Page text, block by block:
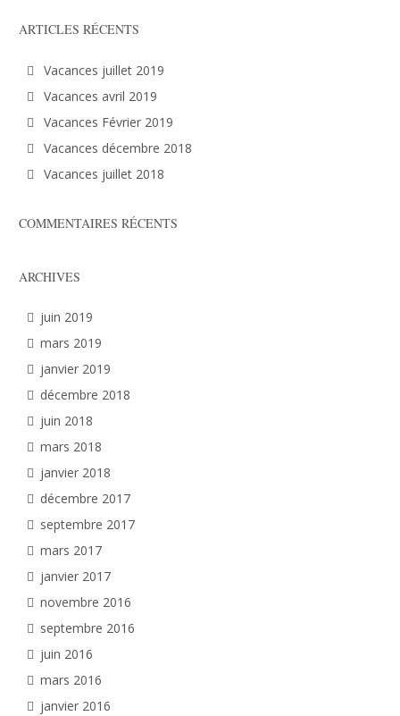
ARTICLES RÉCENTS
Vacances juillet 2019
Vacances avril 2019
Vacances Février 2019
Vacances décembre 2018
Vacances juillet 2018
COMMENTAIRES RÉCENTS
ARCHIVES
juin 2019
mars 2019
janvier 2019
décembre 2018
juin 2018
mars 2018
janvier 2018
décembre 2017
septembre 2017
mars 2017
janvier 2017
novembre 2016
septembre 2016
juin 2016
mars 2016
janvier 2016